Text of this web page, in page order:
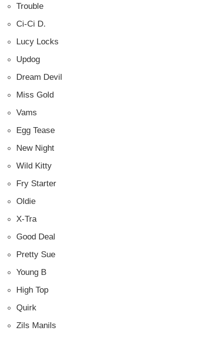
Trouble
Ci-Ci D.
Lucy Locks
Updog
Dream Devil
Miss Gold
Vams
Egg Tease
New Night
Wild Kitty
Fry Starter
Oldie
X-Tra
Good Deal
Pretty Sue
Young B
High Top
Quirk
Zils Manils